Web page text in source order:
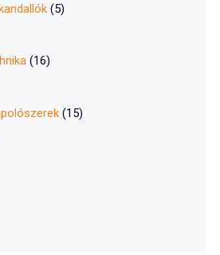
(5)
(16)
(15)